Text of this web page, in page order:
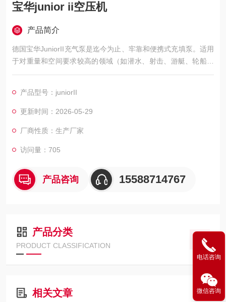
宝华junior ii空压机
产品简介
德国宝华JuniorII充气泵是迄今为止、牢靠和便携式充填泵。适用
于对重量和空间要求较高的领域（如潜水、射击、游艇、轮船、
消防车）的理想选择，空气呼吸器充气泵经济的运行费用,简易的
缩空气。德国宝华进口品牌，返修率低，价格适中，是正压式空
气呼吸器充气经典产品
产品型号：juniorII
更新时间：2026-05-29
厂商性质：生产厂家
访问量：705
产品咨询 15588714767
产品分类
PRODUCT CLASSIFICATION
相关文章
电话咨询
微信咨询